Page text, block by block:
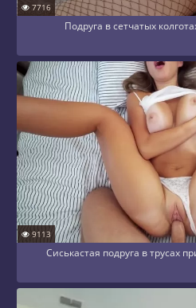
7716
Подруга в сетчатых
9113
Сиськастая подруга в трусах